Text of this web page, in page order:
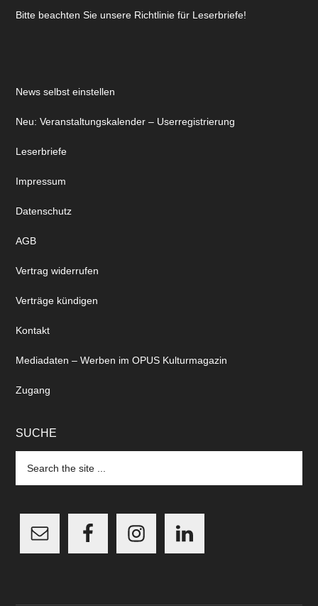
Bitte beachten Sie unsere Richtlinie für Leserbriefe!
News selbst einstellen
Neu: Veranstaltungskalender – Userregistrierung
Leserbriefe
Impressum
Datenschutz
AGB
Vertrag widerrufen
Verträge kündigen
Kontakt
Mediadaten – Werben im OPUS Kulturmagazin
Zugang
SUCHE
the